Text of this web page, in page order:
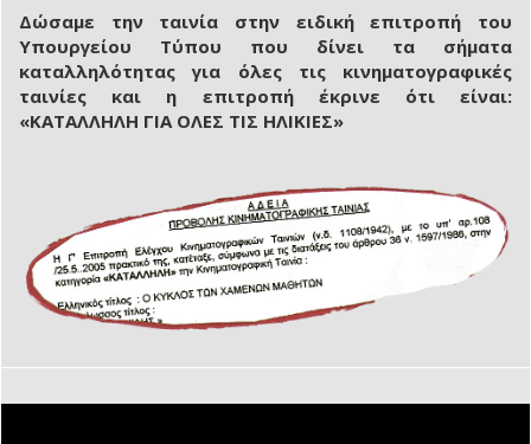
Δώσαμε την ταινία στην ειδική επιτροπή του
Υπουργείου Τύπου που δίνει τα σήματα
καταλληλότητας για όλες τις κινηματογραφικές
ταινίες και η επιτροπή έκρινε ότι είναι:
«ΚΑΤΑΛΛΗΛΗ ΓΙΑ ΟΛΕΣ ΤΙΣ ΗΛΙΚΙΕΣ»